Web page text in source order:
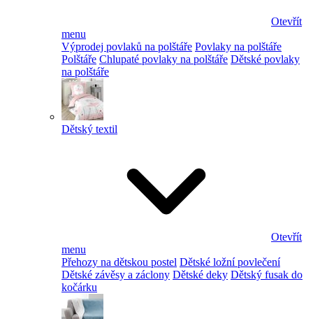
Otevřít
menu
Výprodej povlaků na polštáře Povlaky na polštáře
Polštáře Chlupaté povlaky na polštáře Dětské povlaky
na polštáře
Dětský textil
Otevřít
menu
Přehozy na dětskou postel Dětské ložní povlečení
Dětské závěsy a záclony Dětské deky Dětský fusak do
kočárku